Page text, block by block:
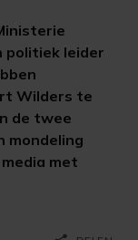
politiek leider
Wilders te
de twee
mondeling
met